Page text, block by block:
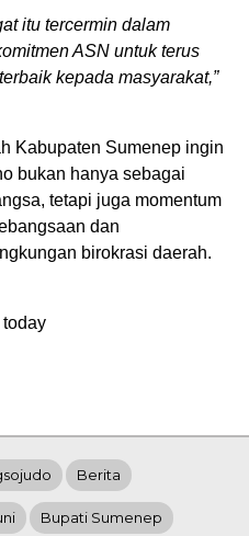
itu tercermin dalam
ASN untuk terus
kepada masyarakat,”
Kabupaten Sumenep ingin
bukan hanya sebagai
tetapi juga momentum
dan
birokrasi daerah.
today
Berita
Bupati Sumenep